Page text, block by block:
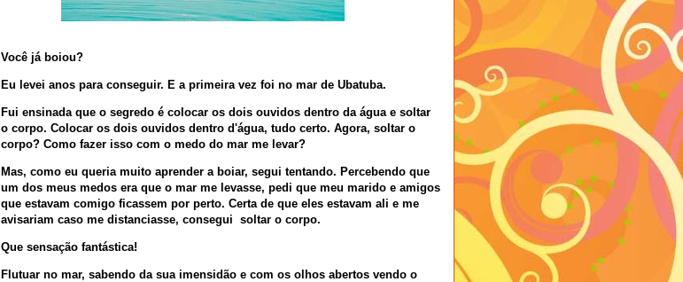
Você já boiou?
Eu levei anos para conseguir. E a primeira vez foi no mar de Ubatuba.
Fui ensinada que o segredo é colocar os dois ouvidos dentro da água e soltar
o corpo. Colocar os dois ouvidos dentro d'água, tudo certo. Agora, soltar o
corpo? Como fazer isso com o medo do mar me levar?
Mas, como eu queria muito aprender a boiar, segui tentando. Percebendo que
um dos meus medos era que o mar me levasse, pedi que meu marido e amigos
que estavam comigo ficassem por perto. Certa de que eles estavam ali e me
avisariam caso me distanciasse, consegui soltar o corpo.
Que sensação fantástica!
Flutuar no mar, sabendo da sua imensidão e com os olhos abertos vendo o